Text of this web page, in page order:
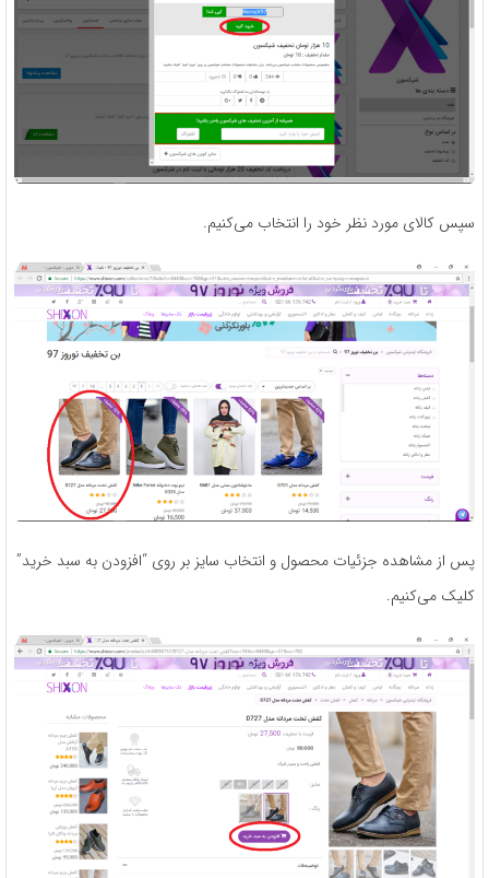
سپس کالای مورد نظر خود را انتخاب می‌کنیم.
پس از مشاهده جزئیات محصول و انتخاب سایز بر روی “افزودن به سبد خرید”
کلیک می‌کنیم.